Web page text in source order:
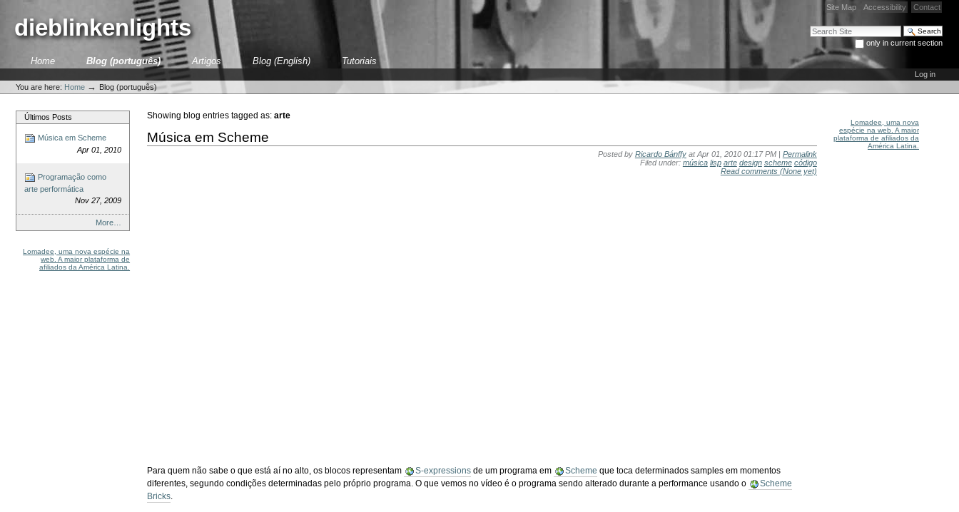
content.
Site Map Accessibility Contact
Search Site
only in current section
Advanced Search…
dieblinkenlights
SectionsHome Blog (português) Artigos Blog (English) Tutoriais
tools
Log in
You are here: Home → Blog (português)
Últimos Posts
Música em Scheme
Apr 01, 2010
Programação como
arte performática
Nov 27, 2009
More…
Lomadee, uma nova espécie na
web. A maior plataforma de
afiliados da América Latina.
Showing blog entries tagged as:arte
Música em Scheme
Posted by Ricardo Bánffy at Apr 01, 2010 01:17 PM | Permalink
Filed under: música lisp arte design scheme código
Read comments (None yet)
Para quem não sabe o que está aí no alto, os blocos representam S-expressions de um programa em Scheme que toca determinados samples em momentos
diferentes, segundo condições determinadas pelo próprio programa. O que vemos no vídeo é o programa sendo alterado durante a performance usando o
Scheme
Bricks.
Lomadee, uma nova
espécie na web. A maior
plataforma de afiliados da
América Latina.